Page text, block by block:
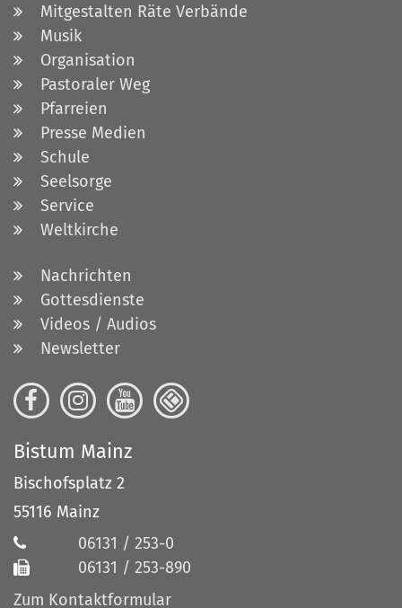
Mitgestalten Räte Verbände
Musik
Organisation
Pastoraler Weg
Pfarreien
Presse Medien
Schule
Seelsorge
Service
Weltkirche
Nachrichten
Gottesdienste
Videos / Audios
Newsletter
Bistum Mainz
Bischofsplatz 2
55116 Mainz
06131 / 253-0
06131 / 253-890
Zum Kontaktformular